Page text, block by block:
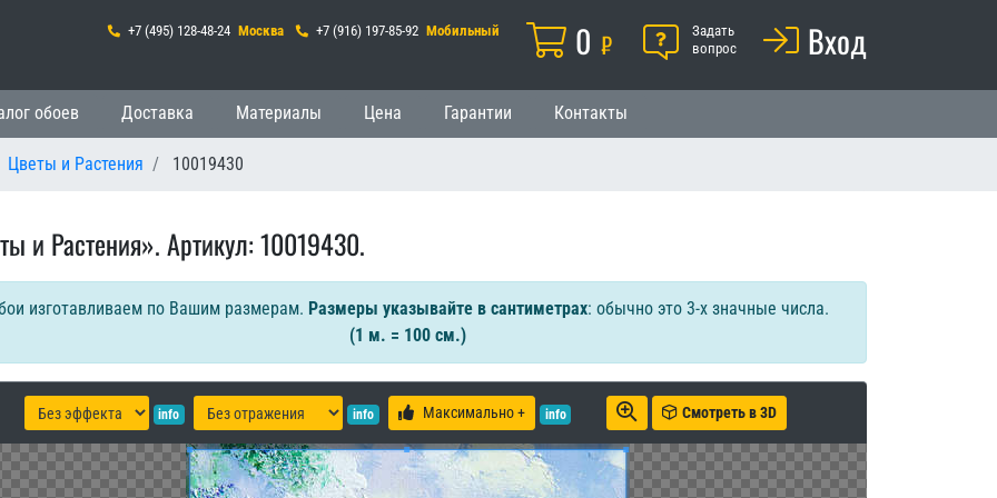
+7 (495) 128-48-24 Москва +7 (916) 197-85-92 Мобильный Корзина
0 ₽ ПомощьЗадать
вопрос
Вход
обоев Доставка Материалы Цена Гарантии Контакты
Цветы и Растения 10019430
и Растения». Артикул: 10019430.
изготавливаем по Вашим размерам. Размеры указывайте в сантиметрах: обычно это 3-х значные числа.
(1 м. = 100 см.)
info info Максимально + info Смотреть в 3D